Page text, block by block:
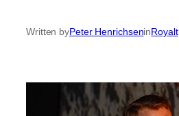
Written byPeter HenrichseninRoyalt